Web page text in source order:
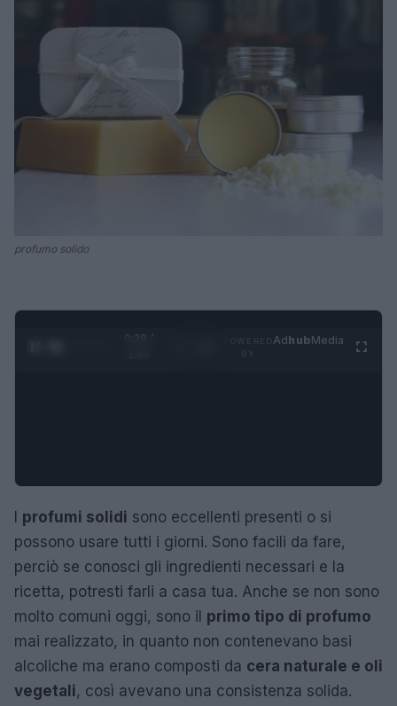
profumo solido
0:29 /
AdhubMedia
profumi solidi sono eccellenti presenti o si
possono usare tutti i giorni. Sono facili da fare,
perciò se conosci gli ingredienti necessari e la
ricetta, potresti farli a casa tua. Anche se non sono
molto comuni oggi, sono il primo tipo di profumo
mai realizzato, in quanto non contenevano basi
alcoliche ma erano composti da cera naturale e oli
vegetali, così avevano una consistenza solida.